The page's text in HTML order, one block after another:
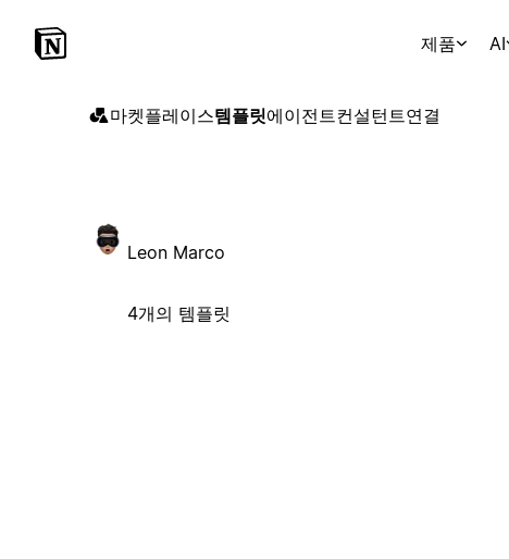
제품 AI
마켓플레이스템플릿에이전트컨설턴트연결
Leon Marco
4개의 템플릿